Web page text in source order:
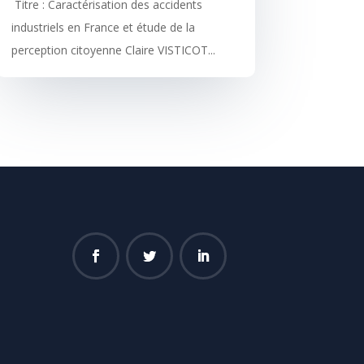
Titre : Caractérisation des accidents
industriels en France et étude de la
perception citoyenne Claire VISTICOT...